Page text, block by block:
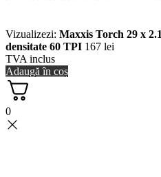
Vizualizezi: Maxxis Torch 29 x
densitate 60 TPI 167 lei
TVA inclus
Adaugă în coș
0